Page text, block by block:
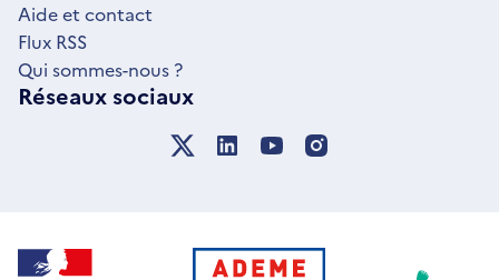
Aide et contact
Flux RSS
Qui sommes-nous ?
Réseaux sociaux